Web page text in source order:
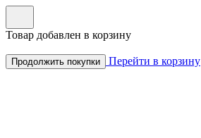
Товар добавлен в корзину
Продолжить покупки Перейти в корзину